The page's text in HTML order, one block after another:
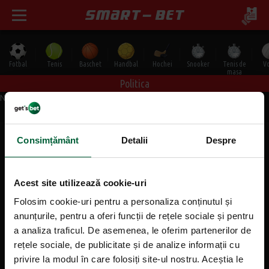
Consimțământ Detalii Despre
Acest site utilizează cookie-uri
Folosim cookie-uri pentru a personaliza conținutul și
anunțurile, pentru a oferi funcții de rețele sociale și pentru
a analiza traficul. De asemenea, le oferim partenerilor de
rețele sociale, de publicitate și de analize informații cu
privire la modul în care folosiți site-ul nostru. Aceștia le
Fotbal Tenis Baschet Handbal Hochei Snooker
Tenis de
masa
Politica
Niciun rezultat gasit conform cautarii.
Mergi sus
Informații generale
Contact
Agentii